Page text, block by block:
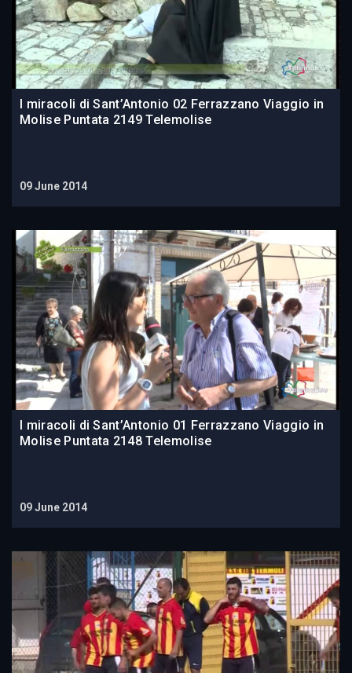
I miracoli di Sant’Antonio 02 Ferrazzano Viaggio in
Molise Puntata 2149 Telemolise
09 June 2014
I miracoli di Sant’Antonio 01 Ferrazzano Viaggio in
Molise Puntata 2148 Telemolise
09 June 2014